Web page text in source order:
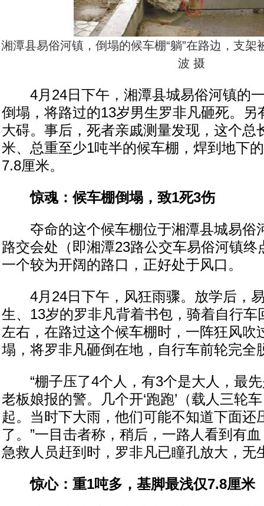
湘潭县易俗河镇，倒塌的候车棚“躺”在路边，支架
波 摄
4月24日下午，湘潭县城易俗河镇的
倒塌，将路过的13岁男生罗非凡砸死。另
大碍。事后，死者亲戚测量发现，这个总
米、总重至少1吨半的候车棚，焊到地下
7.8厘米。
惊魂：候车棚倒塌，致1死3伤
夺命的这个候车棚位于湘潭县城易俗
路交会处（即湘潭23路公交车易俗河镇终
一个较为开阔的路口，正好处于风口。
4月24日下午，风狂雨骤。放学后，
生、13岁的罗非凡背着书包，骑着自行车
左右，在路过这个候车棚时，一阵狂风吹
塌，将罗非凡砸倒在地，自行车前轮完全
“棚子压了4个人，有3个是大人，最先
老板娘报的警。几个开‘跑跑’（载人三轮
起。当时下大雨，他们可能不知道下面还
了。”一目击者称，稍后，一路人看到有
急救人员赶到时，罗非凡已瞳孔放大，无
惊心：重1吨多，基脚最浅仅7.8厘米